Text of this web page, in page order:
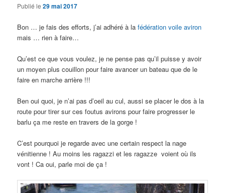
Publié le29 mai 2017
Bon … je fais des efforts, j’ai adhéré à lafédération voile aviron
mais … rien à faire…
Qu’est ce que vous voulez, je ne pense pas qu’il puisse y avoir
un moyen plus couillon pour faire avancer un bateau que de le
faire en marche arrière !!!
Ben oui quoi, je n’ai pas d’oeil au cul, aussi se placer le dos à la
route pour tirer sur ces foutus avirons pour faire progresser le
barlu ça me reste en travers de la gorge !
C’est pourquoi je regarde avec une certain respect la nage
vénitienne ! Au moins les ragazzi et les ragazze voient où ils
vont ! Ca oui, parle moi de ça !